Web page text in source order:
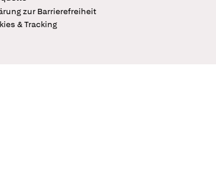
zur Barrierefreiheit
& Tracking